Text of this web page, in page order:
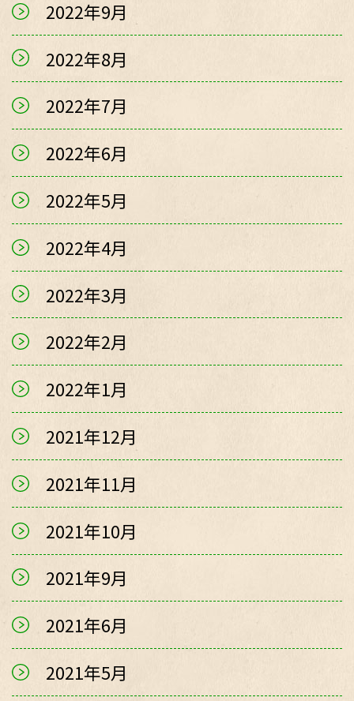
2022年9月
2022年8月
2022年7月
2022年6月
2022年5月
2022年4月
2022年3月
2022年2月
2022年1月
2021年12月
2021年11月
2021年10月
2021年9月
2021年6月
2021年5月